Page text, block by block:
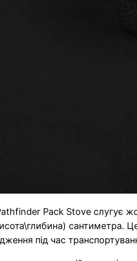
Pack Stove слугує
сантиметра.
під час